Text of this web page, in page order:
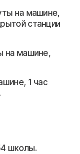
на машине,
станции
на машине,
1 час
школы.